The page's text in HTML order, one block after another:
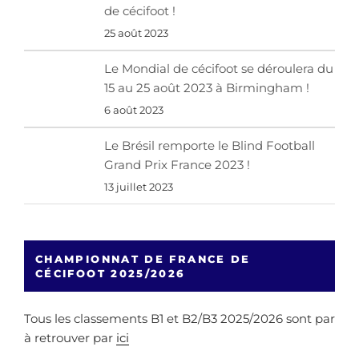
de cécifoot !
25 août 2023
Le Mondial de cécifoot se déroulera du
15 au 25 août 2023 à Birmingham !
6 août 2023
Le Brésil remporte le Blind Football
Grand Prix France 2023 !
13 juillet 2023
CHAMPIONNAT DE FRANCE DE
CÉCIFOOT 2025/2026
Tous les classements B1 et B2/B3 2025/2026 sont par
à retrouver par ici